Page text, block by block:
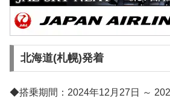
北海道(札幌)発着
◆搭乗期間：2024年12月27日 ～